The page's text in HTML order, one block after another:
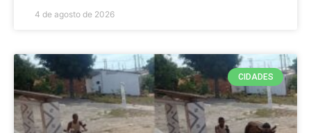
4 de agosto de 2026
CIDADES